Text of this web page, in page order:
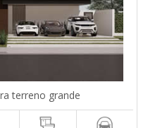
terreno grande